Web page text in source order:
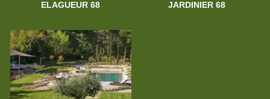
ELAGUEUR 68 JARDINIER 68